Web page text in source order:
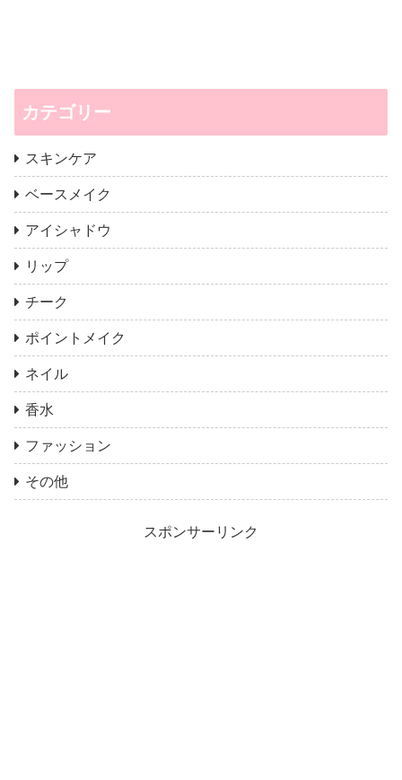
カテゴリー
スキンケア
ベースメイク
アイシャドウ
リップ
チーク
ポイントメイク
ネイル
香水
ファッション
その他
スポンサーリンク